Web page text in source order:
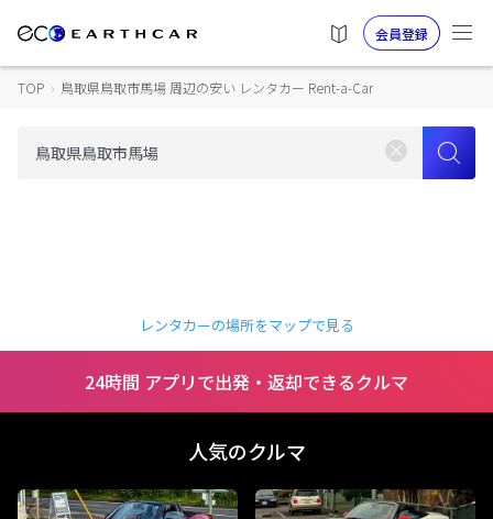
会員登録
TOP › 鳥取県鳥取市馬場 周辺の安い レンタカー Rent-a-Car
レンタカーの場所をマップで見る
24時間 アプリで出発・返却できるクルマ
人気のクルマ